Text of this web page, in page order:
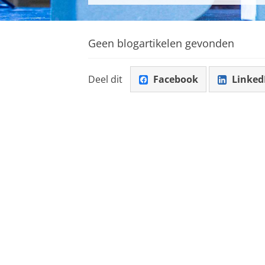
Geen blogartikelen gevonden
Deel dit Facebook